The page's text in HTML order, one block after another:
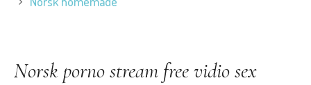
Norsk porno stream free vidio sex